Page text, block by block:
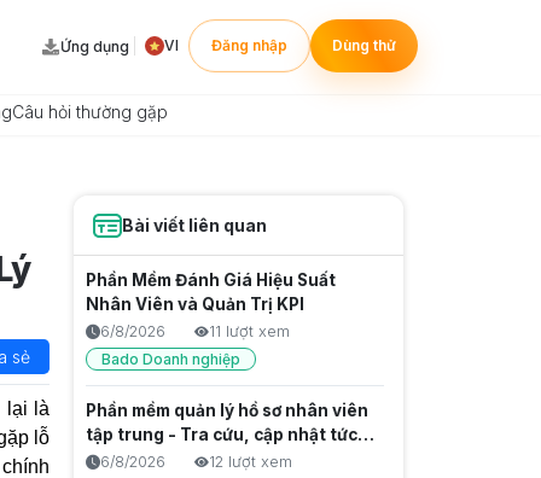
Ứng dụng VI Đăng nhập Dùng thử
Câu hỏi thường gặp
sẻ
lại là
lỗ
Bài viết liên quan
Phần Mềm Đánh Giá Hiệu Suất
Nhân Viên và Quản Trị KPI
6/8/2026
11 lượt xem
Bado Doanh nghiệp
Phần mềm quản lý hồ sơ nhân viên
tập trung - Tra cứu, cập nhật tức
thời và Chuẩn hóa dữ liệu gốc
6/8/2026 12 lượt xem